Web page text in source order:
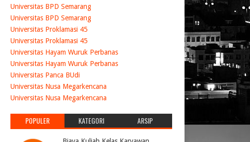
Universitas BPD Semarang
Universitas BPD Semarang
Universitas Proklamasi 45
Universitas Proklamasi 45
Universitas Hayam Wuruk Perbanas
Universitas Hayam Wuruk Perbanas
Universitas Panca BUdi
Universitas Nusa Megarkencana
Universitas Nusa Megarkencana
POPULER KATEGORI ARSIP